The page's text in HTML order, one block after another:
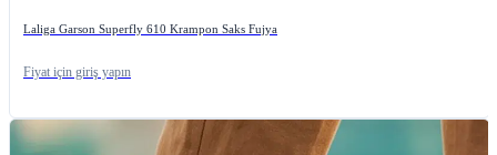
Laliga Garson Superfly 610 Krampon Saks Fujya
Fiyat için giriş yapın